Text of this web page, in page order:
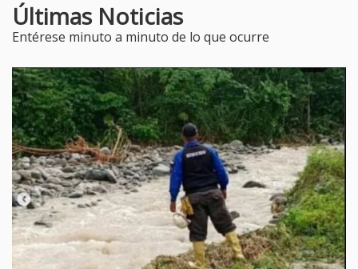
Últimas Noticias
Entérese minuto a minuto de lo que ocurre